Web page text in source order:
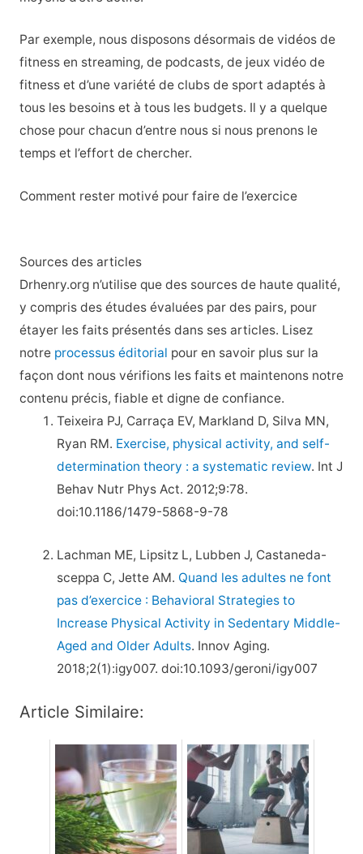
Par exemple, nous disposons désormais de vidéos de
fitness en streaming, de podcasts, de jeux vidéo de
fitness et d’une variété de clubs de sport adaptés à
tous les besoins et à tous les budgets. Il y a quelque
chose pour chacun d’entre nous si nous prenons le
temps et l’effort de chercher.
Comment rester motivé pour faire de l’exercice
Sources des articles
Drhenry.org n’utilise que des sources de haute qualité,
y compris des études évaluées par des pairs, pour
étayer les faits présentés dans ses articles. Lisez
notre processus éditorial pour en savoir plus sur la
façon dont nous vérifions les faits et maintenons notre
contenu précis, fiable et digne de confiance.
Teixeira PJ, Carraça EV, Markland D, Silva MN,
Ryan RM. Exercise, physical activity, and self-
determination theory : a systematic review. Int J
Behav Nutr Phys Act. 2012;9:78.
doi:10.1186/1479-5868-9-78
Lachman ME, Lipsitz L, Lubben J, Castaneda-
sceppa C, Jette AM. Quand les adultes ne font
pas d’exercice : Behavioral Strategies to
Increase Physical Activity in Sedentary Middle-
Aged and Older Adults. Innov Aging.
2018;2(1):igy007. doi:10.1093/geroni/igy007
Article Similaire: